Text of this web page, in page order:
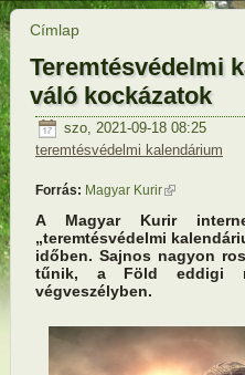
Címlap
Teremtésvédelmi
váló kockázatok
szo, 2021-09-18 08:25
teremtésvédelmi kalendárium
Forrás: Magyar Kurir(külső
A Magyar Kurir
„teremtésvédelmi
időben. Sajnos nagyon
tűnik, a Föld eddigi
végveszélyben.